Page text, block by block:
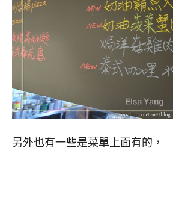
另外也有一些是菜單上面有的，